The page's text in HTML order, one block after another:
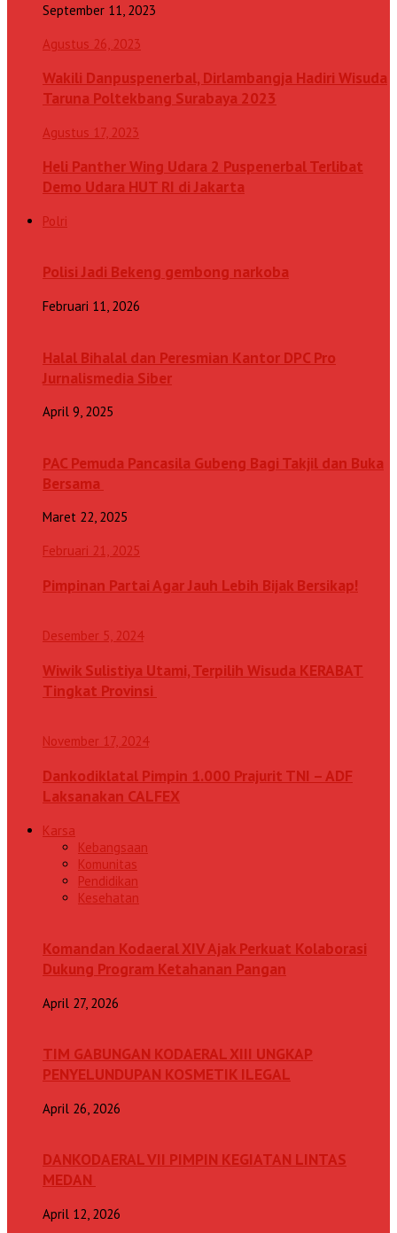
September 11, 2023
Agustus 26, 2023
Wakili Danpuspenerbal, Dirlambangja Hadiri Wisuda
Taruna Poltekbang Surabaya 2023
Agustus 17, 2023
Heli Panther Wing Udara 2 Puspenerbal Terlibat
Demo Udara HUT RI di Jakarta
Polri
Polisi Jadi Bekeng gembong narkoba
Februari 11, 2026
Halal Bihalal dan Peresmian Kantor DPC Pro
Jurnalismedia Siber
April 9, 2025
PAC Pemuda Pancasila Gubeng Bagi Takjil dan Buka
Bersama
Maret 22, 2025
Februari 21, 2025
Pimpinan Partai Agar Jauh Lebih Bijak Bersikap!
Desember 5, 2024
Wiwik Sulistiya Utami, Terpilih Wisuda KERABAT
Tingkat Provinsi
November 17, 2024
Dankodiklatal Pimpin 1.000 Prajurit TNI – ADF
Laksanakan CALFEX
Karsa
Kebangsaan
Komunitas
Pendidikan
Kesehatan
Komandan Kodaeral XIV Ajak Perkuat Kolaborasi
Dukung Program Ketahanan Pangan
April 27, 2026
TIM GABUNGAN KODAERAL XIII UNGKAP
PENYELUNDUPAN KOSMETIK ILEGAL
April 26, 2026
DANKODAERAL VII PIMPIN KEGIATAN LINTAS
MEDAN
April 12, 2026